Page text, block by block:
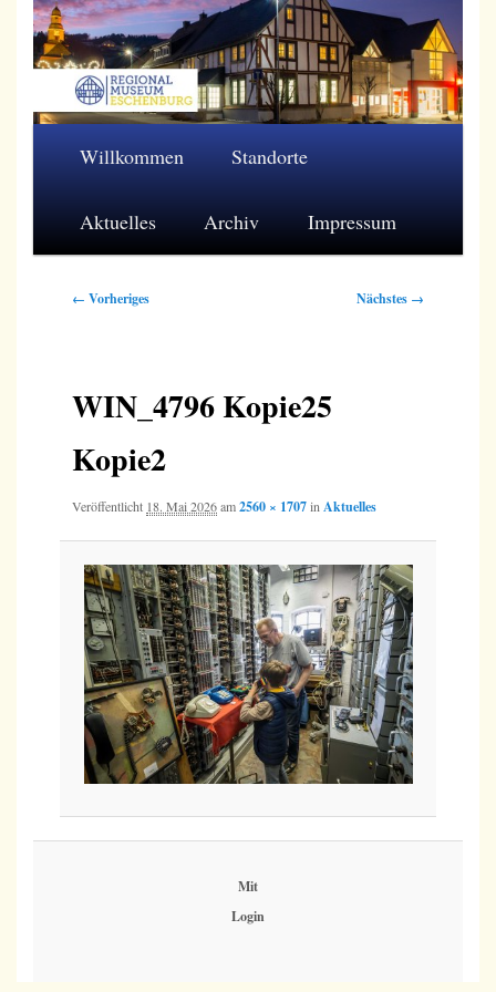
Zum
primären
Inhalt
Regionalmuseum Eschenburg e.V.
Willkommen Standorte
Aktuelles Archiv Impressum
Bilder-
← Vorheriges Nächstes →
WIN_4796 Kopie25
Kopie2
Veröffentlicht 18. Mai 2026am2560 × 1707in Aktuelles
Mit
Login